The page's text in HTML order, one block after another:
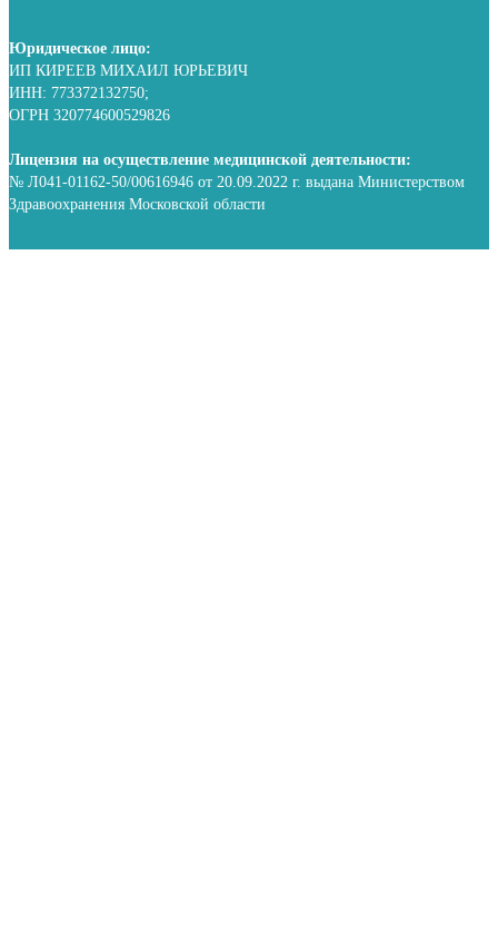
Юридическое лицо:
ИП КИРЕЕВ МИХАИЛ ЮРЬЕВИЧ
ИНН: 773372132750;
ОГРН 320774600529826
Лицензия на осуществление медицинской деятельности:
№ Л041-01162-50/00616946 от 20.09.2022 г. выдана Министерством
Здравоохранения Московской области